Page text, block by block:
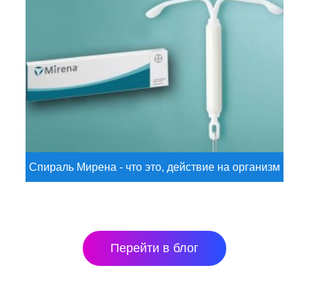
Спираль Мирена - что это, действие на организм
Перейти в блог